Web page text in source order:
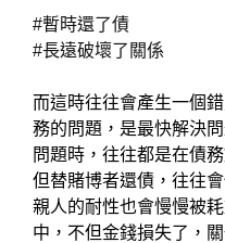
#暫時還了債
#長遠破壞了關係
而這時往往會產生一個
務的問題，是最快解決
問題時，往往都是在債
但替賭博者還債，往往
親人的耐性也會慢慢被
中，不但金錢損失了，